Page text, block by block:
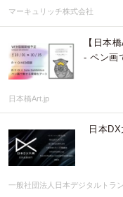
マーキュリッチ株式会社
【日本
- ペン画
日本橋Art.jp
日本
一般社団法人日本デジタルトラ